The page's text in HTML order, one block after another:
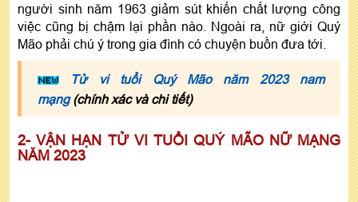
người sinh năm 1963 giảm sút khiến chất lượng công
việc cũng bị chậm lại phần nào. Ngoài ra, nữ giới Quý
Mão phải chú ý trong gia đình có chuyện buồn đưa tới.
Tử vi tuổi Quý Mão năm 2023 nam
mạng(chính xác và chi tiết)
2- VẬN HẠN TỬ VI TUỔI QUÝ MÃO NỮ MẠNG
NĂM 2023